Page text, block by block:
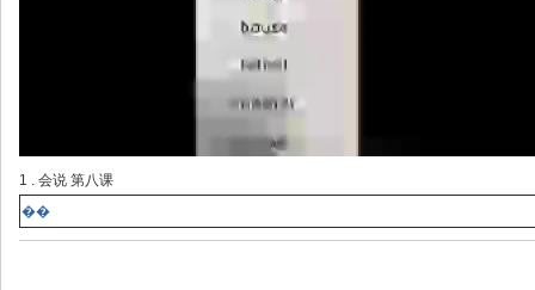
1 . 会说 第八课
��